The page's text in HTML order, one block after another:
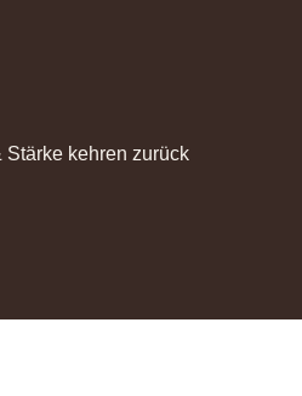
Stärke kehren zurück